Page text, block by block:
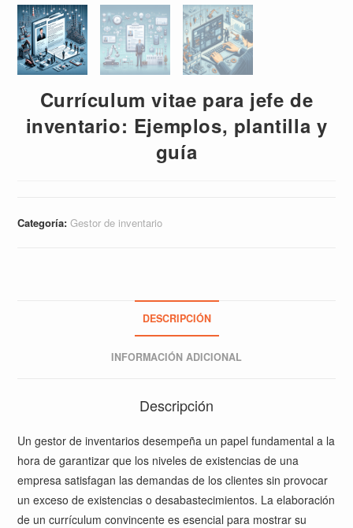
Currículum vitae para jefe de
inventario: Ejemplos, plantilla y
guía
Categoría:Gestor de inventario
DESCRIPCIÓN
INFORMACIÓN ADICIONAL
Descripción
Un gestor de inventarios desempeña un papel fundamental a la
hora de garantizar que los niveles de existencias de una
empresa satisfagan las demandas de los clientes sin provocar
un exceso de existencias o desabastecimientos. La elaboración
de un currículum convincente es esencial para mostrar su